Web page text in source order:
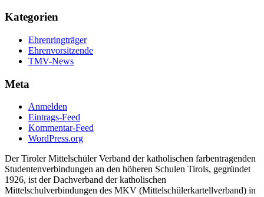
Kategorien
Ehrenringträger
Ehrenvorsitzende
TMV-News
Meta
Anmelden
Eintrags-Feed
Kommentar-Feed
WordPress.org
Der Tiroler Mittelschüler Verband der katholischen farbentragenden
Studentenverbindungen an den höheren Schulen Tirols, gegründet
1926, ist der Dachverband der katholischen
Mittelschulverbindungen des MKV (Mittelschülerkartellverband) in